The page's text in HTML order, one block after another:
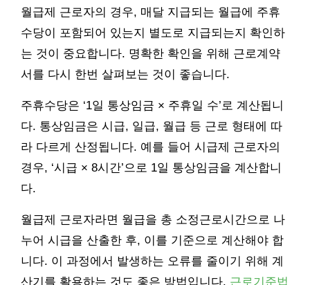
월급제 근로자의 경우, 매달 지급되는 월급에 주휴
수당이 포함되어 있는지 별도로 지급되는지 확인하
는 것이 중요합니다. 명확한 확인을 위해 근로계약
서를 다시 한번 살펴보는 것이 좋습니다.
주휴수당은 ‘1일 통상임금 × 주휴일 수’로 계산됩니
다. 통상임금은 시급, 일급, 월급 등 근로 형태에 따
라 다르게 산정됩니다. 예를 들어 시급제 근로자의
경우, ‘시급 × 8시간’으로 1일 통상임금을 계산합니
다.
월급제 근로자라면 월급을 총 소정근로시간으로 나
누어 시급을 산출한 후, 이를 기준으로 계산해야 합
니다. 이 과정에서 발생하는 오류를 줄이기 위해 계
산기를 활용하는 것도 좋은 방법입니다. 근로기준법